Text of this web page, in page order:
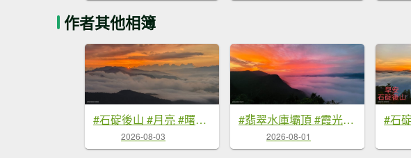
作者其他相簿
#石碇後山 #月亮 #曙光 #反燒 #日出 #雲海 8/3
2026-08-03
#翡翠水庫壩頂 #霞光 #火燒雲 #日出 #雲海 #山羌 8/1&5&6
2026-08-01